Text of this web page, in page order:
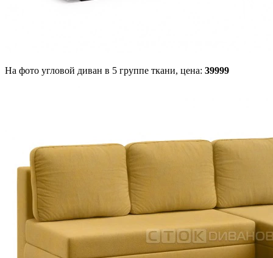
На фото угловой диван в 5 группе ткани, цена: 39999